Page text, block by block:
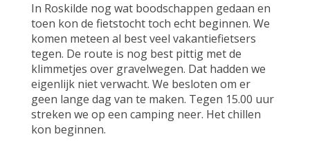
In Roskilde nog wat boodschappen gedaan en
toen kon de fietstocht toch echt beginnen. We
komen meteen al best veel vakantiefietsers
tegen. De route is nog best pittig met de
klimmetjes over gravelwegen. Dat hadden we
eigenlijk niet verwacht. We besloten om er
geen lange dag van te maken. Tegen 15.00 uur
streken we op een camping neer. Het chillen
kon beginnen.